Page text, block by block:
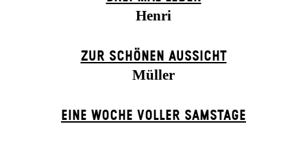
Henri
ZUR SCHÖNEN AUSSICHT
Müller
EINE WOCHE VOLLER SAMSTAGE